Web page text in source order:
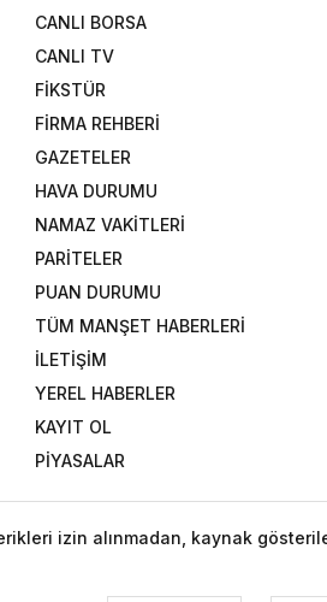
CANLI BORSA
CANLI TV
FİKSTÜR
FİRMA REHBERİ
GAZETELER
HAVA DURUMU
NAMAZ VAKİTLERİ
PARİTELER
PUAN DURUMU
TÜM MANŞET HABERLERİ
İLETİŞİM
YEREL HABERLER
KAYIT OL
PİYASALAR
izin alınmadan, kaynak